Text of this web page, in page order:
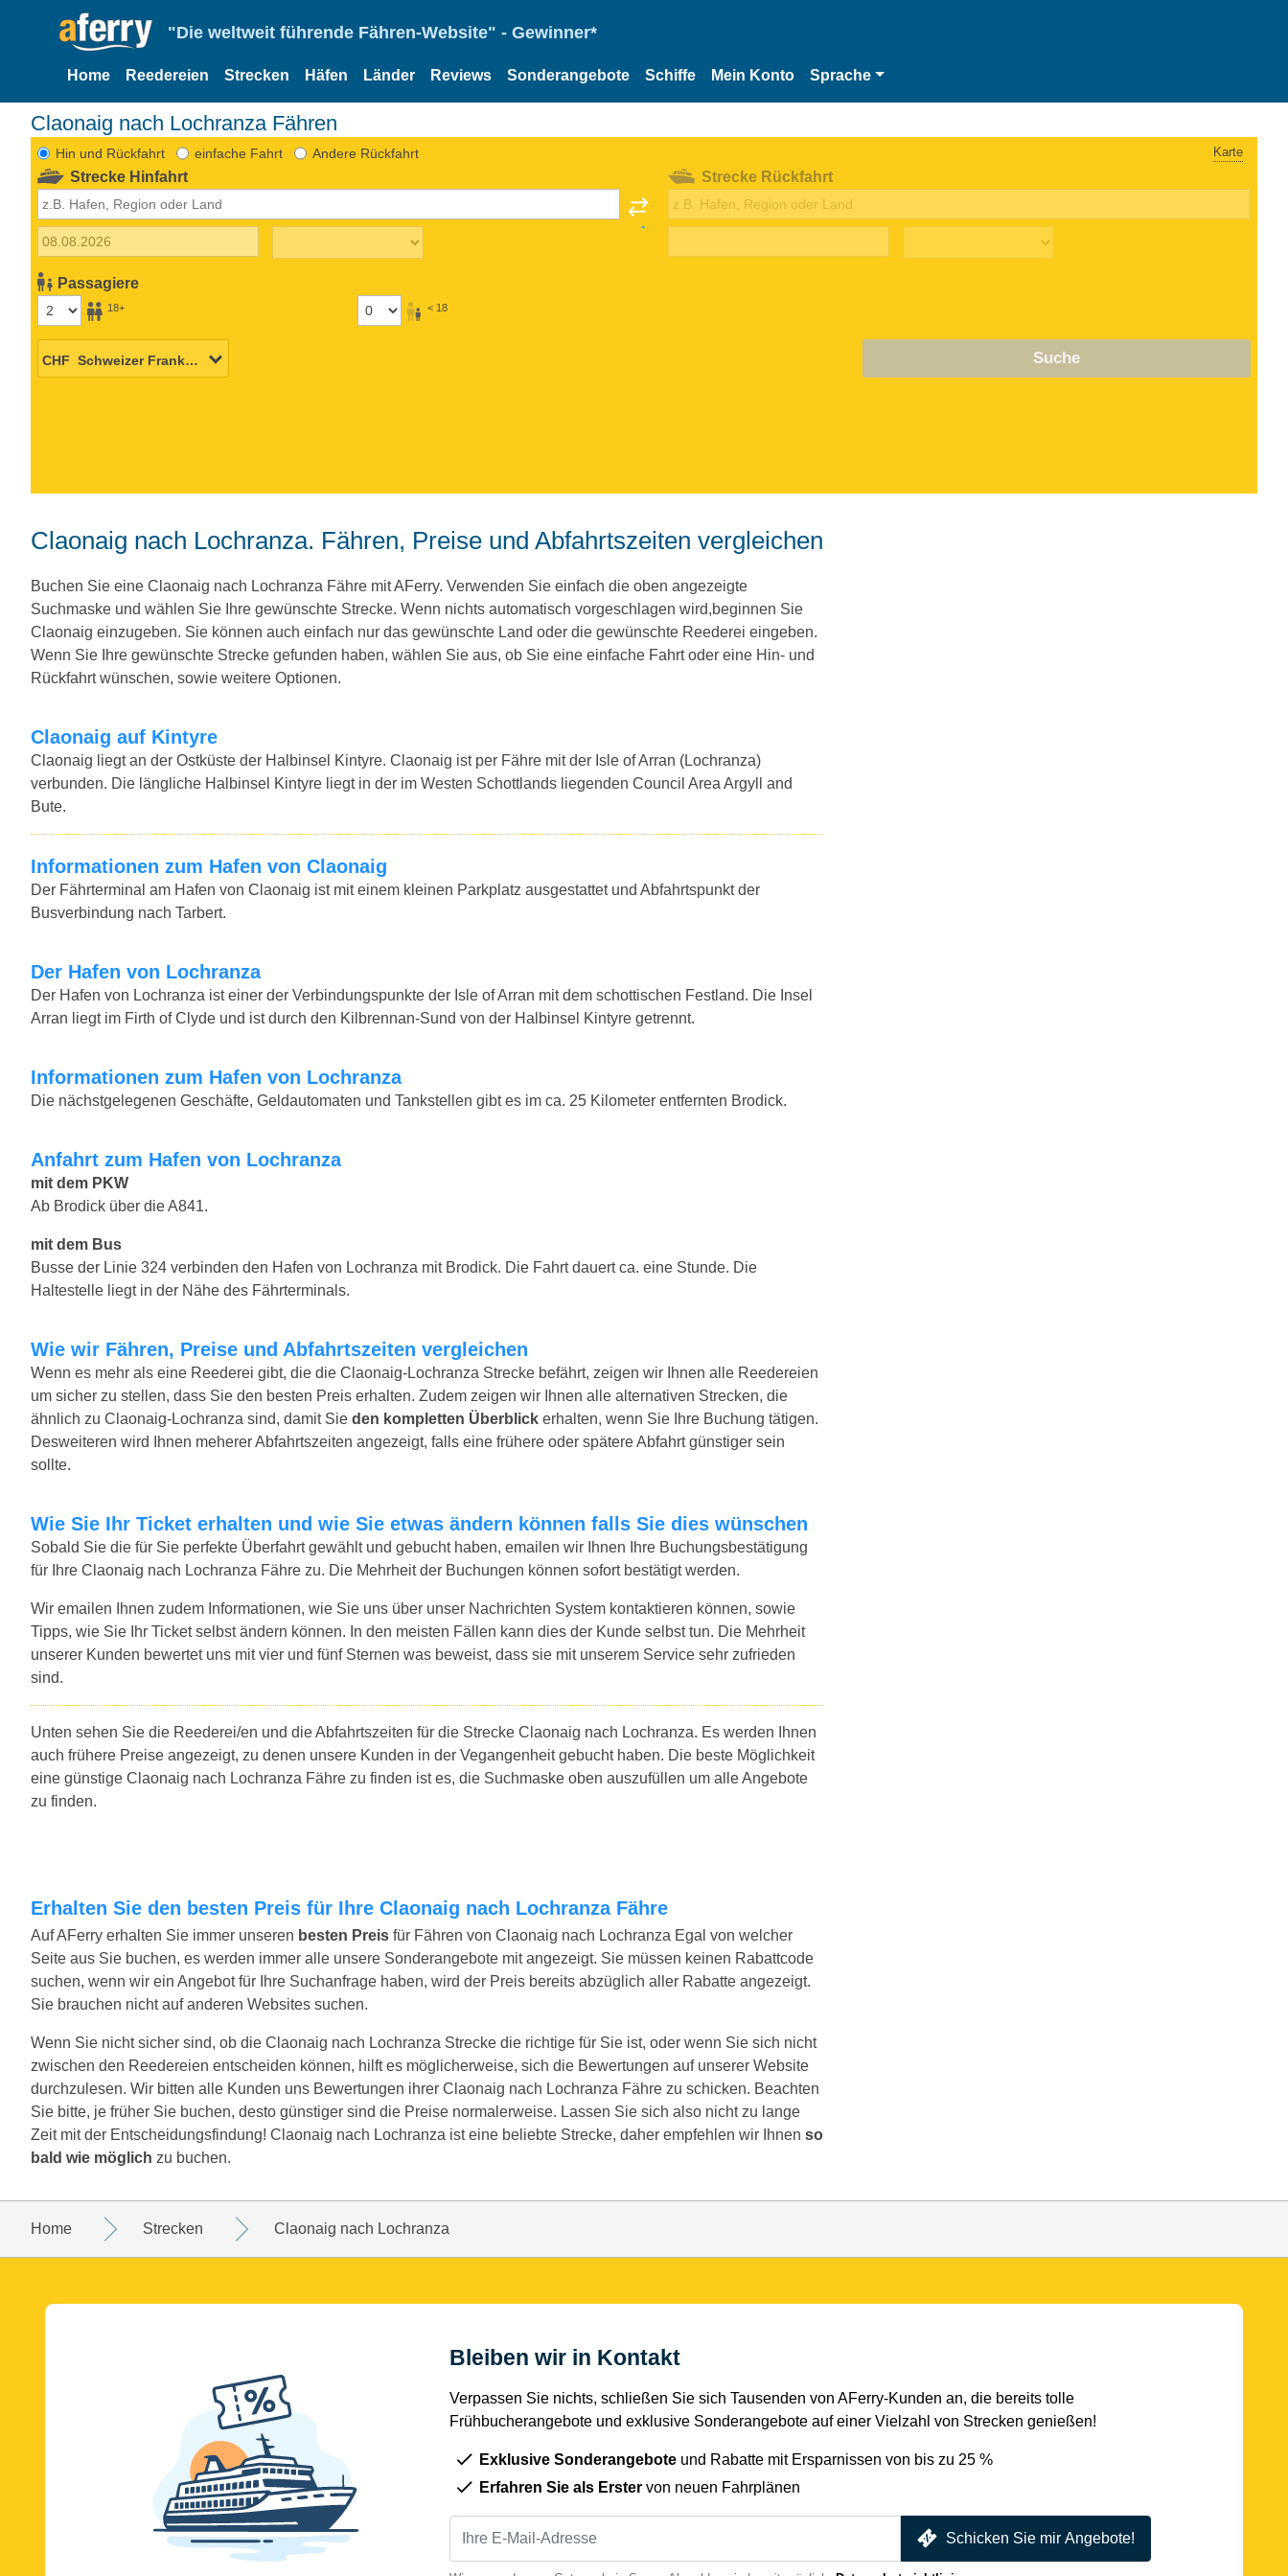
"Die weltweit führende Fähren-Website" - Gewinner*
Home Reedereien Strecken Häfen Länder Reviews Sonderangebote Schiffe Mein Konto Sprache
Claonaig nach Lochranza Fähren
Hin und Rückfahrt einfache Fahrt Andere Rückfahrt Karte
Strecke Hinfahrt
Passagiere
18+ < 18
Strecke Rückfahrt
Suche
Claonaig nach Lochranza. Fähren, Preise und Abfahrtszeiten vergleichen
Buchen Sie eine Claonaig nach Lochranza Fähre mit AFerry. Verwenden Sie einfach die oben angezeigte
Suchmaske und wählen Sie Ihre gewünschte Strecke. Wenn nichts automatisch vorgeschlagen wird,beginnen Sie
Claonaig einzugeben. Sie können auch einfach nur das gewünschte Land oder die gewünschte Reederei eingeben.
Wenn Sie Ihre gewünschte Strecke gefunden haben, wählen Sie aus, ob Sie eine einfache Fahrt oder eine Hin- und
Rückfahrt wünschen, sowie weitere Optionen.
Claonaig auf Kintyre
Claonaig liegt an der Ostküste der Halbinsel Kintyre. Claonaig ist per Fähre mit der Isle of Arran (Lochranza)
verbunden. Die längliche Halbinsel Kintyre liegt in der im Westen Schottlands liegenden Council Area Argyll and
Bute.
Informationen zum Hafen von Claonaig
Der Fährterminal am Hafen von Claonaig ist mit einem kleinen Parkplatz ausgestattet und Abfahrtspunkt der
Busverbindung nach Tarbert.
Der Hafen von Lochranza
Der Hafen von Lochranza ist einer der Verbindungspunkte der Isle of Arran mit dem schottischen Festland. Die Insel
Arran liegt im Firth of Clyde und ist durch den Kilbrennan-Sund von der Halbinsel Kintyre getrennt.
Informationen zum Hafen von Lochranza
Die nächstgelegenen Geschäfte, Geldautomaten und Tankstellen gibt es im ca. 25 Kilometer entfernten Brodick.
Anfahrt zum Hafen von Lochranza
mit dem PKW
Ab Brodick über die A841.
mit dem Bus
Busse der Linie 324 verbinden den Hafen von Lochranza mit Brodick. Die Fahrt dauert ca. eine Stunde. Die
Haltestelle liegt in der Nähe des Fährterminals.
Wie wir Fähren, Preise und Abfahrtszeiten vergleichen
Wenn es mehr als eine Reederei gibt, die die Claonaig-Lochranza Strecke befährt, zeigen wir Ihnen alle Reedereien
um sicher zu stellen, dass Sie den besten Preis erhalten. Zudem zeigen wir Ihnen alle alternativen Strecken, die
ähnlich zu Claonaig-Lochranza sind, damit Sie den kompletten Überblick erhalten, wenn Sie Ihre Buchung tätigen.
Desweiteren wird Ihnen meherer Abfahrtszeiten angezeigt, falls eine frühere oder spätere Abfahrt günstiger sein
sollte.
Wie Sie Ihr Ticket erhalten und wie Sie etwas ändern können falls Sie dies wünschen
Sobald Sie die für Sie perfekte Überfahrt gewählt und gebucht haben, emailen wir Ihnen Ihre Buchungsbestätigung
für Ihre Claonaig nach Lochranza Fähre zu. Die Mehrheit der Buchungen können sofort bestätigt werden.
Wir emailen Ihnen zudem Informationen, wie Sie uns über unser Nachrichten System kontaktieren können, sowie
Tipps, wie Sie Ihr Ticket selbst ändern können. In den meisten Fällen kann dies der Kunde selbst tun. Die Mehrheit
unserer Kunden bewertet uns mit vier und fünf Sternen was beweist, dass sie mit unserem Service sehr zufrieden
sind.
Unten sehen Sie die Reederei/en und die Abfahrtszeiten für die Strecke Claonaig nach Lochranza. Es werden Ihnen
auch frühere Preise angezeigt, zu denen unsere Kunden in der Vegangenheit gebucht haben. Die beste Möglichkeit
eine günstige Claonaig nach Lochranza Fähre zu finden ist es, die Suchmaske oben auszufüllen um alle Angebote
zu finden.
Erhalten Sie den besten Preis für Ihre Claonaig nach Lochranza Fähre
Auf AFerry erhalten Sie immer unseren besten Preis für Fähren von Claonaig nach Lochranza Egal von welcher
Seite aus Sie buchen, es werden immer alle unsere Sonderangebote mit angezeigt. Sie müssen keinen Rabattcode
suchen, wenn wir ein Angebot für Ihre Suchanfrage haben, wird der Preis bereits abzüglich aller Rabatte angezeigt.
Sie brauchen nicht auf anderen Websites suchen.
Wenn Sie nicht sicher sind, ob die Claonaig nach Lochranza Strecke die richtige für Sie ist, oder wenn Sie sich nicht
zwischen den Reedereien entscheiden können, hilft es möglicherweise, sich die Bewertungen auf unserer Website
durchzulesen. Wir bitten alle Kunden uns Bewertungen ihrer Claonaig nach Lochranza Fähre zu schicken. Beachten
Sie bitte, je früher Sie buchen, desto günstiger sind die Preise normalerweise. Lassen Sie sich also nicht zu lange
Zeit mit der Entscheidungsfindung! Claonaig nach Lochranza ist eine beliebte Strecke, daher empfehlen wir Ihnen so
bald wie möglich zu buchen.
Home Strecken Claonaig nach Lochranza
Bleiben wir in Kontakt
Verpassen Sie nichts, schließen Sie sich Tausenden von AFerry-Kunden an, die bereits tolle
Frühbucherangebote und exklusive Sonderangebote auf einer Vielzahl von Strecken genießen!
Exklusive Sonderangebote und Rabatte mit Ersparnissen von bis zu 25 %
Erfahren Sie als Erster von neuen Fahrplänen
Schicken Sie mir Angebote!